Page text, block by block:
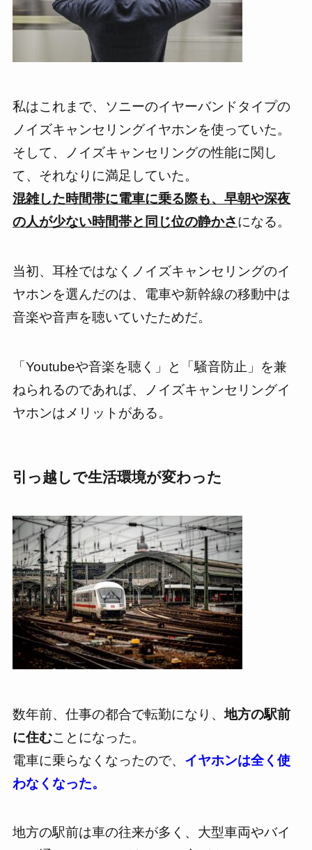
私はこれまで、ソニーのイヤーバンドタイプの
ノイズキャンセリングイヤホンを使っていた。
そして、ノイズキャンセリングの性能に関し
て、それなりに満足していた。
混雑した時間帯に電車に乗る際も、早朝や深夜
の人が少ない時間帯と同じ位の静かさになる。
当初、耳栓ではなくノイズキャンセリングのイ
ヤホンを選んだのは、電車や新幹線の移動中は
音楽や音声を聴いていたためだ。
「Youtubeや音楽を聴く」と「騒音防止」を兼
ねられるのであれば、ノイズキャンセリングイ
ヤホンはメリットがある。
引っ越しで生活環境が変わった
数年前、仕事の都合で転勤になり、地方の駅前
に住むことになった。
電車に乗らなくなったので、 イヤホンは全く使
わなくなった。
地方の駅前は車の往来が多く、大型車両やバイ